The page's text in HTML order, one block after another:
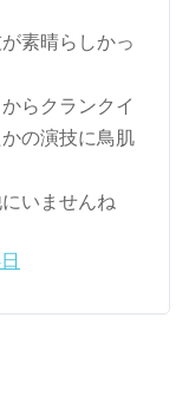
素晴らしかっ
らクランクイ
の演技に鳥肌
いませんね